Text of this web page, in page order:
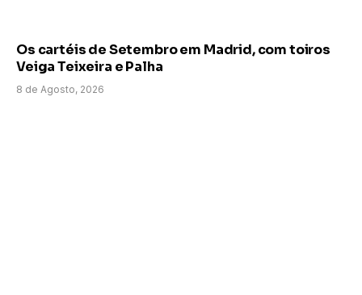
Os cartéis de Setembro em Madrid, com toiros
Veiga Teixeira e Palha
8 de Agosto, 2026